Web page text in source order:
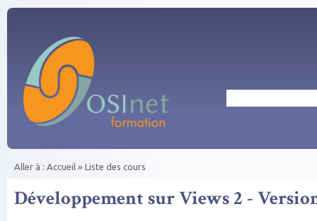
Aller au contenu principal
Aller à : Accueil » Liste des cours
Développement sur Views 2 -